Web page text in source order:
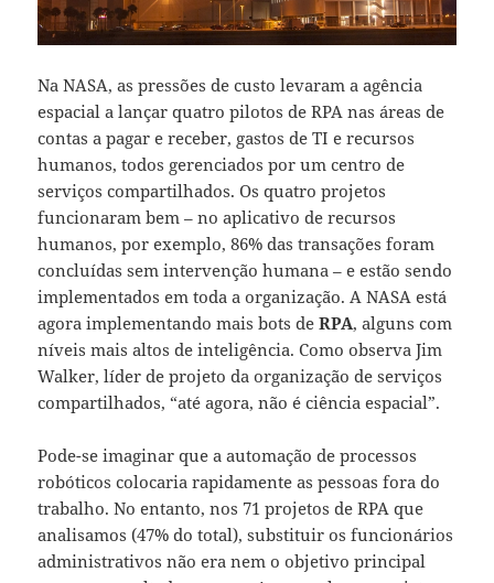
Na NASA, as pressões de custo levaram a agência
espacial a lançar quatro pilotos de RPA nas áreas de
contas a pagar e receber, gastos de TI e recursos
humanos, todos gerenciados por um centro de
serviços compartilhados. Os quatro projetos
funcionaram bem – no aplicativo de recursos
humanos, por exemplo, 86% das transações foram
concluídas sem intervenção humana – e estão sendo
implementados em toda a organização. A NASA está
agora implementando mais bots deRPA, alguns com
níveis mais altos de inteligência. Como observa Jim
Walker, líder de projeto da organização de serviços
compartilhados, “até agora, não é ciência espacial”.
Pode-se imaginar que a automação de processos
robóticos colocaria rapidamente as pessoas fora do
trabalho. No entanto, nos 71 projetos de RPA que
analisamos (47% do total), substituir os funcionários
administrativos não era nem o objetivo principal